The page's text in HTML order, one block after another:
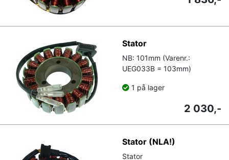
Stator
NB: 101mm (Varenr.:
UEG033B = 103mm)
1 på lager
2 030,-
Stator (NLA!)
Stator